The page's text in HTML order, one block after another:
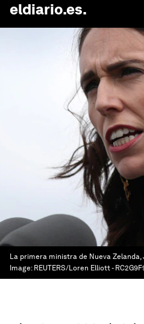
eldiario.es.
La primera ministra de Nueva Zelanda,
Image: REUTERS/Loren Elliott -